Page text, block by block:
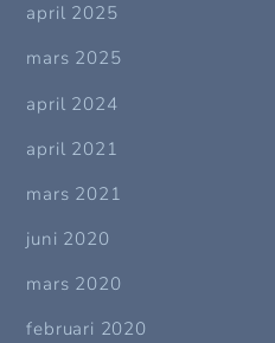
april 2025
mars 2025
april 2024
april 2021
mars 2021
juni 2020
mars 2020
februari 2020